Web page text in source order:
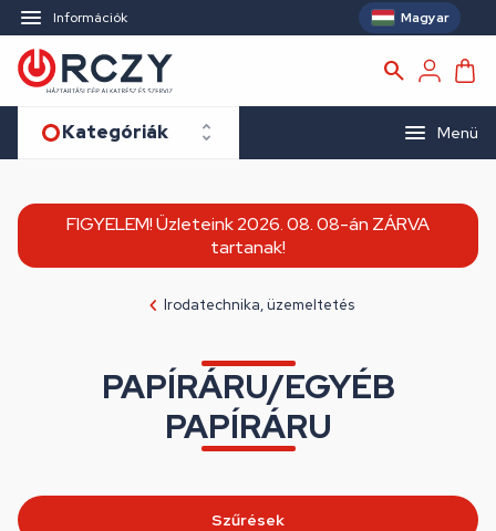
Információk Magyar
Kategóriák Menü
FIGYELEM! Üzleteink 2026. 08. 08-án ZÁRVA
tartanak!
Irodatechnika, üzemeltetés
PAPÍRÁRU/EGYÉB
PAPÍRÁRU
Szűrések